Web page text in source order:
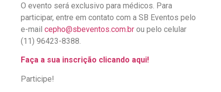
O evento será exclusivo para médicos. Para
participar, entre em contato com a SB Eventos pelo
e-mail cepho@sbeventos.com.br ou pelo celular
(11) 96423-8388.
Faça a sua inscrição clicando aqui!
Participe!